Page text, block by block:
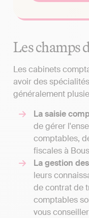
Les champs
Les cabinets
avoir des
généralement
La saisie
de gérer
comptables,
fiscales à
La gestion
leurs
de contrat de
comptables
vous